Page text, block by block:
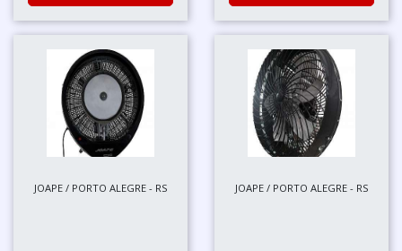
JOAPE / PORTO ALEGRE - RS JOAPE / PORTO ALEGRE - RS